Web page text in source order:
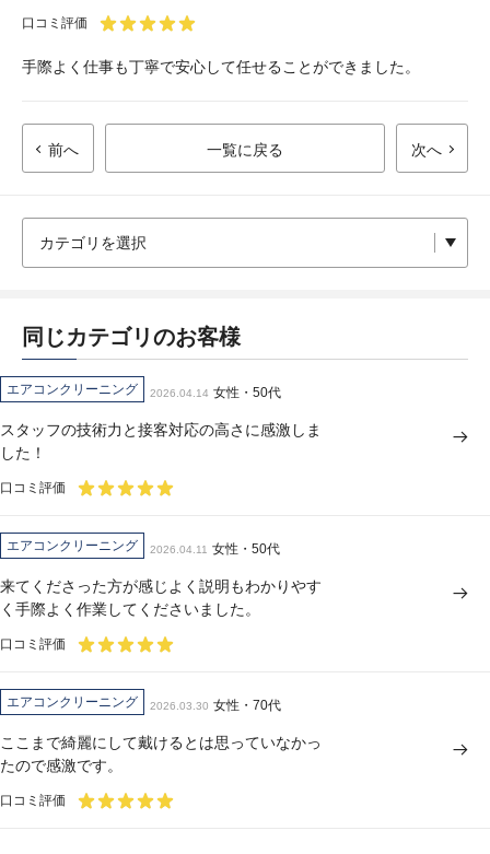
口コミ評価
手際よく仕事も丁寧で安心して任せることができました。
前へ 一覧に戻る 次へ
同じカテゴリのお客様
エアコンクリーニング 2026.04.14 女性・50代
スタッフの技術力と接客対応の高さに感激しま
した！
口コミ評価
エアコンクリーニング 2026.04.11 女性・50代
来てくださった方が感じよく説明もわかりやす
く手際よく作業してくださいました。
口コミ評価
エアコンクリーニング 2026.03.30 女性・70代
ここまで綺麗にして戴けるとは思っていなかっ
たので感激です。
口コミ評価